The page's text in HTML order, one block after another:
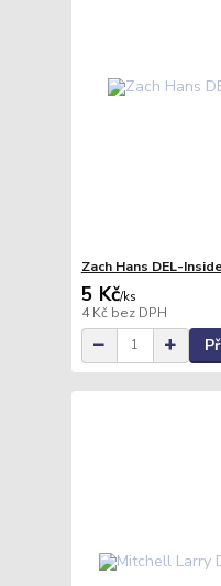
Zach Hans DEL-
5 Kč/ks
4 Kč bez DPH